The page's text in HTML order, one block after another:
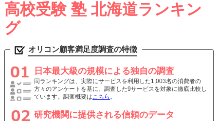
高校受験 塾 北海道ランキン
グ
オリコン顧客満足度調査の特徴
日本最大級の規模による独自の調査
同ランキングは、実際にサービスを利用した1,003名の消費者の
方々のアンケートを基に、調査した9サービスを対象に徹底比較し
ています。調査概要はこちら 。
研究機関に提供される信頼のデータ